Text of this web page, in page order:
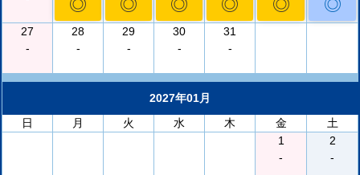
◎ ◎ ◎ ◎ ◎ ◎
27
-
28
-
29
-
30
-
31
-
2027年01月
日
月 火 水 木 金
土
1
-
2
-